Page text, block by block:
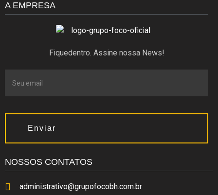
A EMPRESA
Fiquedentro. Assine nossa News!
Enviar
NOSSOS CONTATOS
administrativo@grupofocobh.com.br